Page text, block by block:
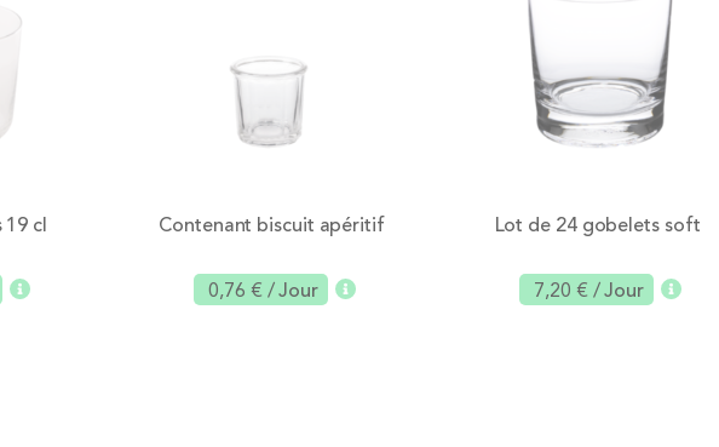
cl Contenant biscuit apéritif
0,76 € / Jour
Lot de 24 gobelets soft
7,20 € / Jour